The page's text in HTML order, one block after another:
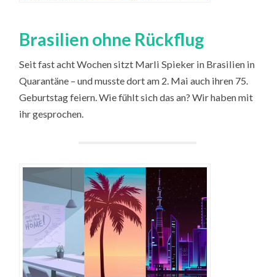
Brasilien ohne Rückflug
Seit fast acht Wochen sitzt Marli Spieker in Brasilien in
Quarantäne – und musste dort am 2. Mai auch ihren 75.
Geburtstag feiern. Wie fühlt sich das an? Wir haben mit
ihr gesprochen.